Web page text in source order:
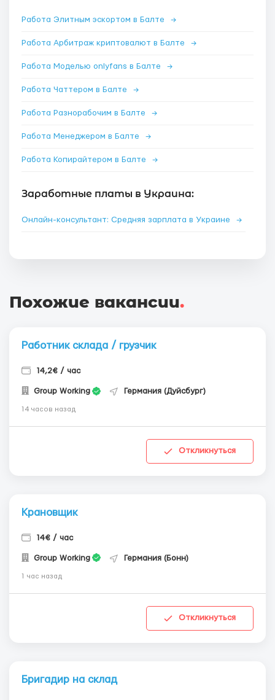
Работа Элитным эскортом в Балте →
Работа Арбитраж криптовалют в Балте →
Работа Моделью onlyfans в Балте →
Работа Чаттером в Балте →
Работа Разнорабочим в Балте →
Работа Менеджером в Балте →
Работа Копирайтером в Балте →
Заработные платы в Украина:
Онлайн-консультант: Средняя зарплата в Украине →
Похожие вакансии.
Работник склада / грузчик
14,2€ / час
Group Working Германия (Дуйсбург)
14 часов назад
Откликнуться
Крановщик
14€ / час
Group Working Германия (Бонн)
1 час назад
Откликнуться
Бригадир на склад